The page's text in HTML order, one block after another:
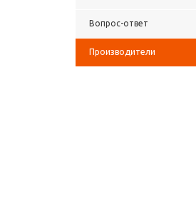
Вопрос-ответ
Производители